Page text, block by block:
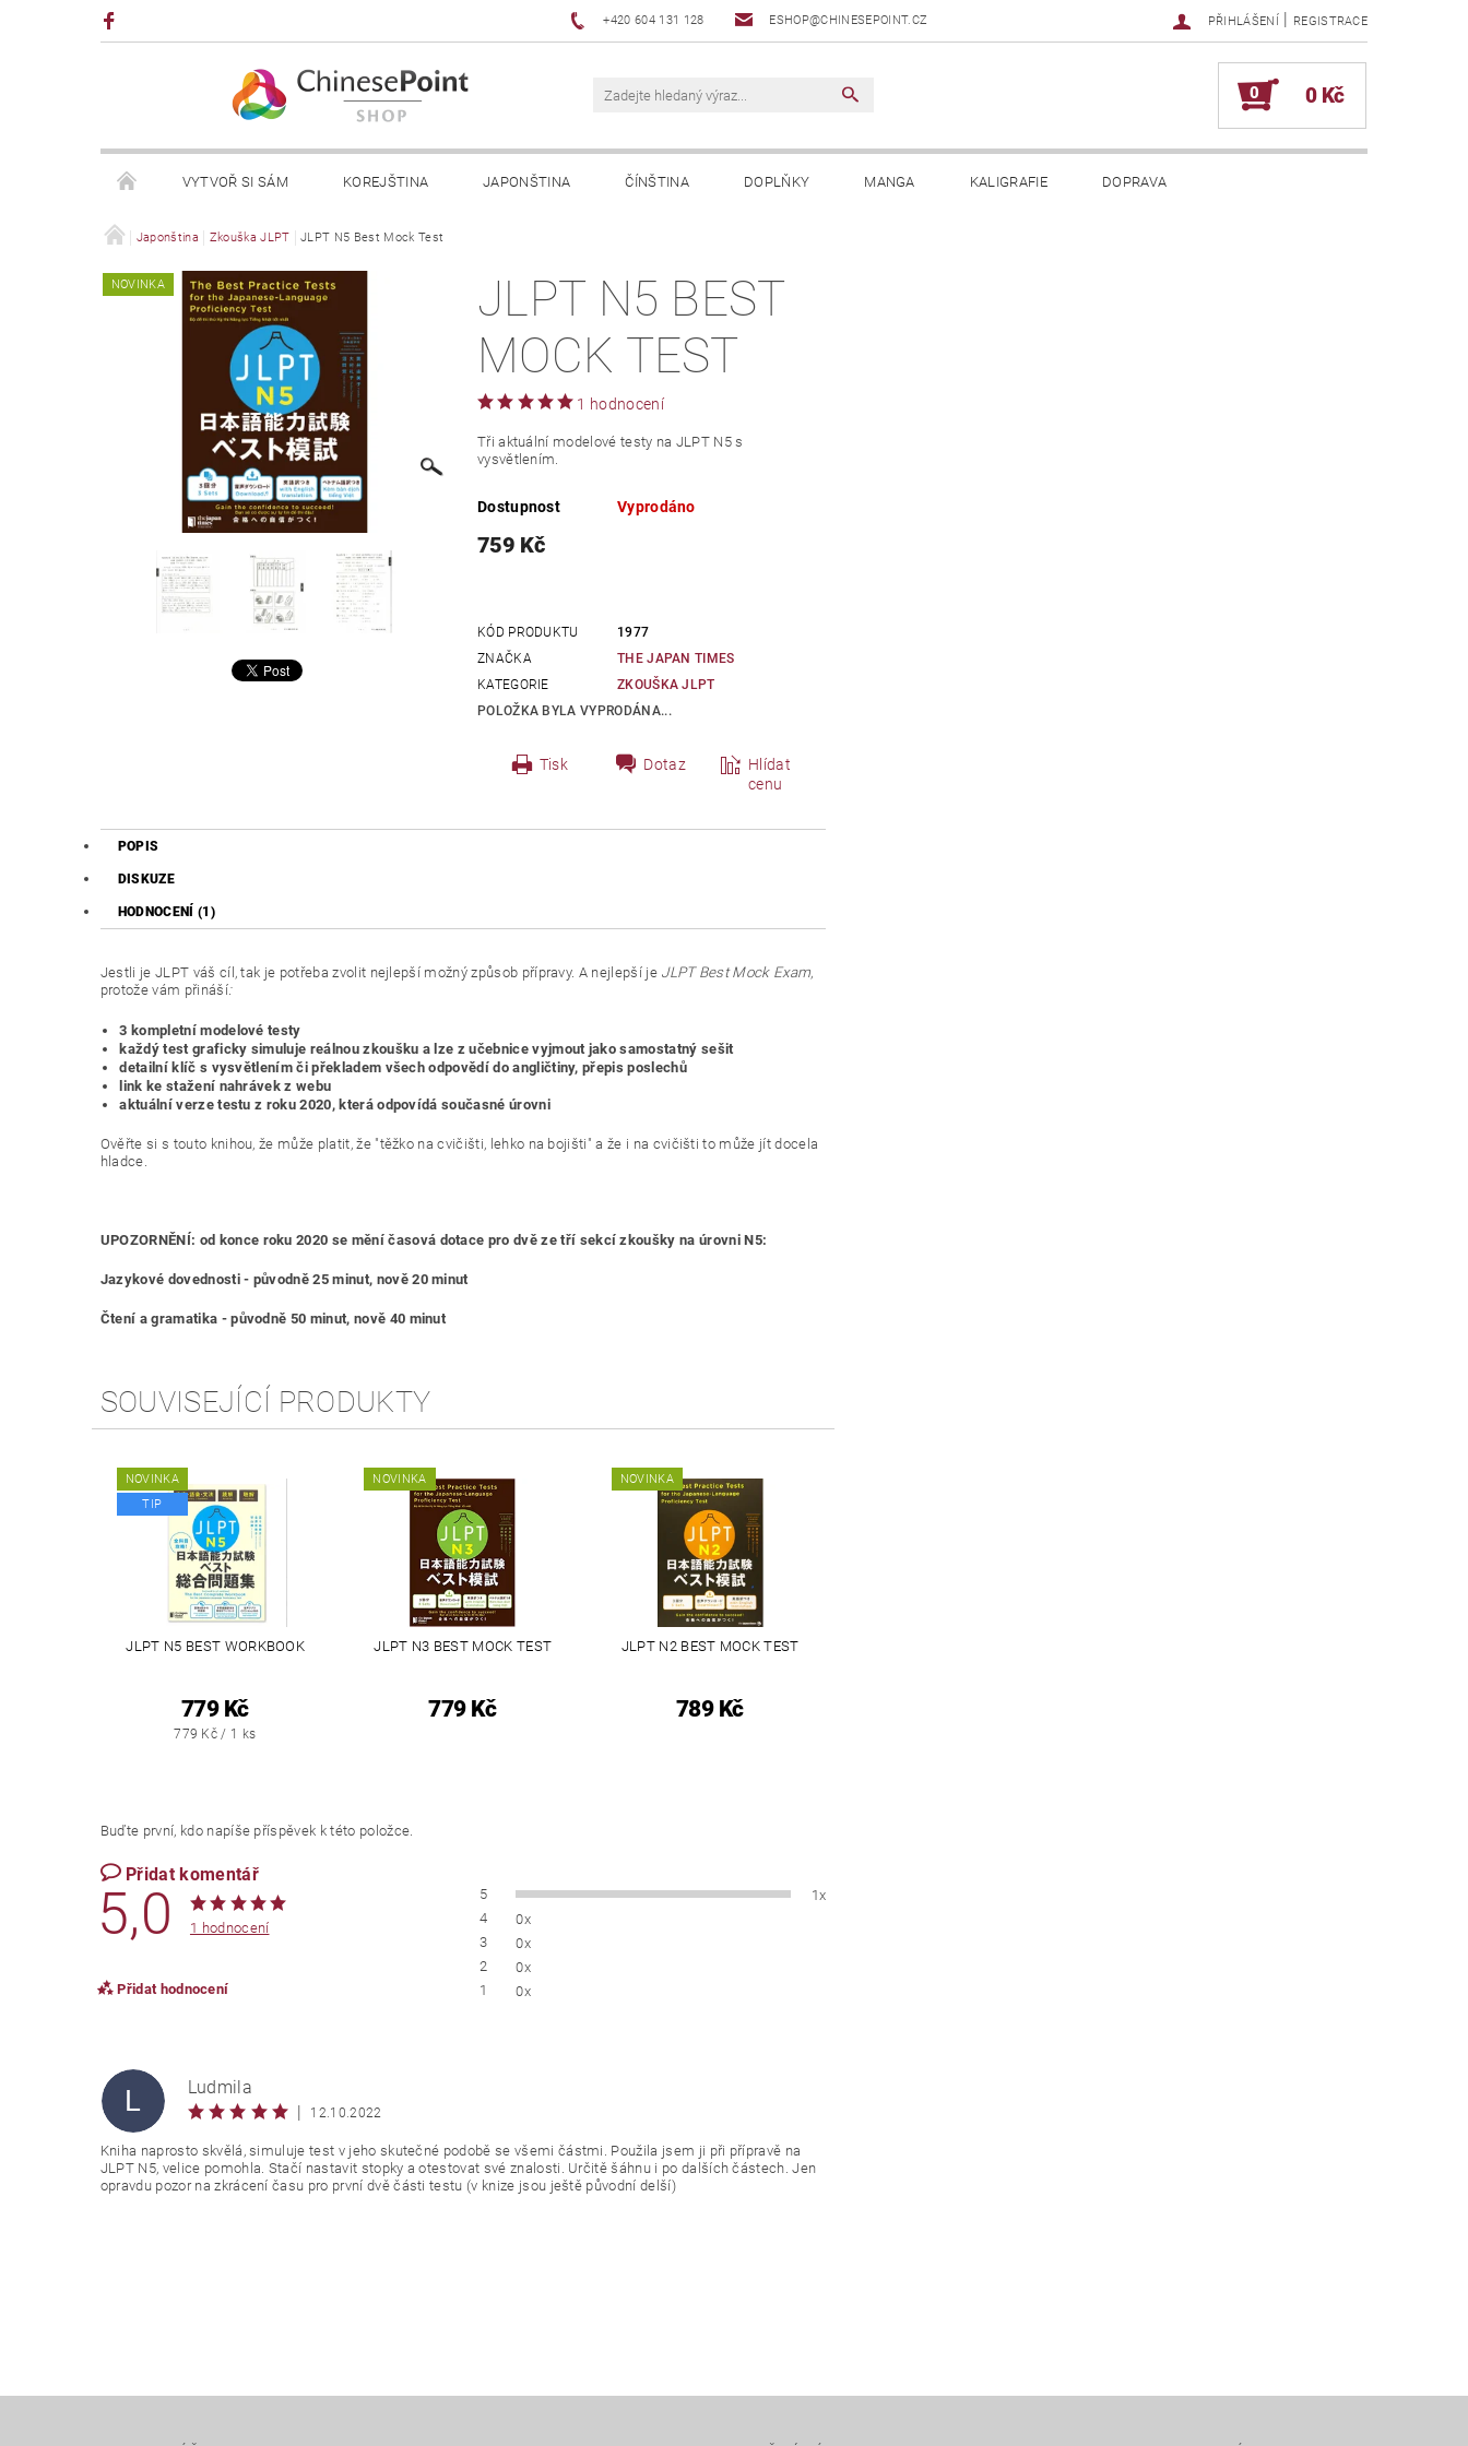
+420 604 131 128 ESHOP@CHINESEPOINT.CZ PŘIHLÁŠENÍ | REGISTRACE
0 0 Kč
VYTVOŘ SI SÁM KOREJŠTINA JAPONŠTINA ČÍNŠTINA DOPLŇKY MANGA KALIGRAFIE DOPRAVA
NAPIŠTE NÁM
Japonština Zkouška JLPT JLPT N5 Best Mock Test
NOVINKA
JLPT N5 BEST
MOCK TEST
1 hodnocení
Tři aktuální modelové testy na JLPT N5 s
vysvětlením.
Dostupnost Vyprodáno
759 Kč
KÓD PRODUKTU
1977
ZNAČKA
THE JAPAN TIMES
KATEGORIE
ZKOUŠKA JLPT
POLOŽKA BYLA VYPRODÁNA...
Tisk Dotaz
Hlídat
cenu
POPIS
DISKUZE
HODNOCENÍ (1)
Jestli je JLPT váš cíl, tak je potřeba zvolit nejlepší možný způsob přípravy. A nejlepší je JLPT Best Mock Exam,
protože vám přináší:
3 kompletní modelové testy
každý test graficky simuluje reálnou zkoušku a lze z učebnice vyjmout jako samostatný sešit
detailní klíč s vysvětlením či překladem všech odpovědí do angličtiny, přepis poslechů
link ke stažení nahrávek z webu
aktuální verze testu z roku 2020, která odpovídá současné úrovni
Ověřte si s touto knihou, že může platit, že "těžko na cvičišti, lehko na bojišti" a že i na cvičišti to může jít docela
hladce.
UPOZORNĚNÍ: od konce roku 2020 se mění časová dotace pro dvě ze tří sekcí zkoušky na úrovni N5:
Jazykové dovednosti - původně 25 minut, nově 20 minut
Čtení a gramatika - původně 50 minut, nově 40 minut
SOUVISEJÍCÍ PRODUKTY
NOVINKA
TIP
JLPT N5 BEST WORKBOOK
779 Kč
779 Kč / 1 ks
NOVINKA
JLPT N3 BEST MOCK TEST
779 Kč
NOVINKA
JLPT N2 BEST MOCK TEST
789 Kč
Buďte první, kdo napíše příspěvek k této položce.
Přidat komentář
5,0 1 hodnocení
Přidat hodnocení
5
1x
4
0x
3
0x
2
0x
1
0x
L
Ludmila
12.10.2022
Kniha naprosto skvělá, simuluje test v jeho skutečné podobě se všemi částmi. Použila jsem ji při přípravě na
JLPT N5, velice pomohla. Stačí nastavit stopky a otestovat své znalosti. Určitě šáhnu i po dalších částech. Jen
opravdu pozor na zkrácení času pro první dvě části testu (v knize jsou ještě původní delší)